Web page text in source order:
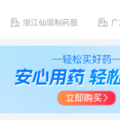
浙江仙琚制药股
厂